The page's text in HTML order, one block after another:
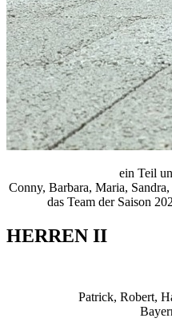
ein Teil
Conny, Barbara, Maria,
das Team der Saison
HERREN II
Patrick, Robert,